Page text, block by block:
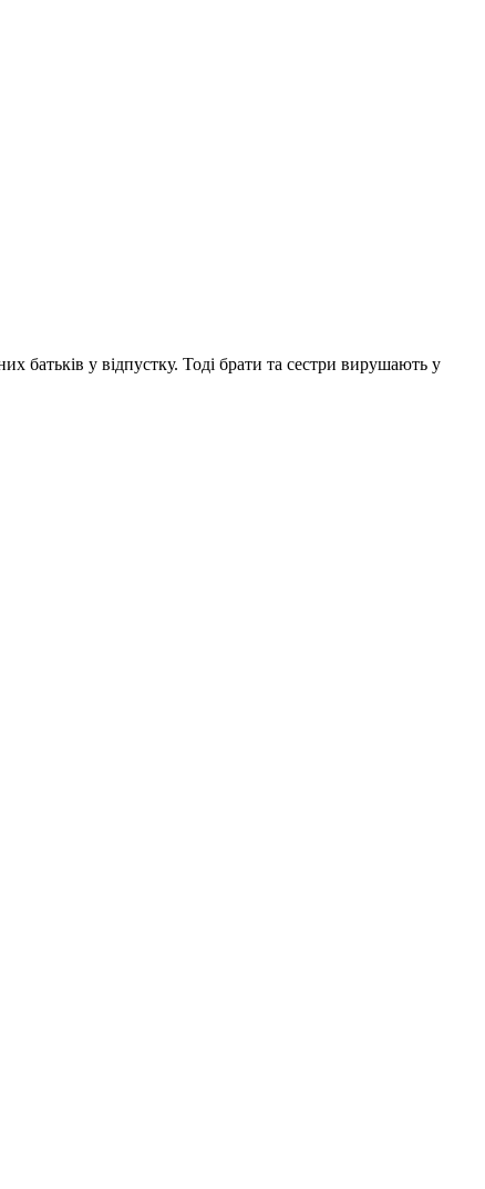
батьків у відпустку. Тоді брати та сестри вирушають у